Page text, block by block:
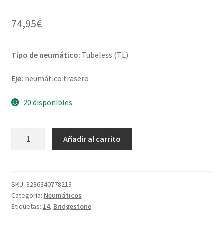
74,95€
Tipo de neumático: Tubeless (TL)
Eje: neumático trasero
20 disponibles
14
68S
TL
Añadir al carrito
SKU: 3286340778213
Categoría: Neumáticos
Etiquetas: 14, Bridgestone